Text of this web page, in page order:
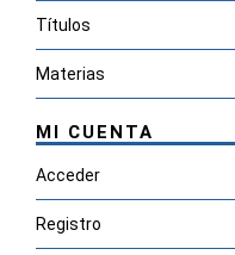
Títulos
Materias
MI CUENTA
Acceder
Registro